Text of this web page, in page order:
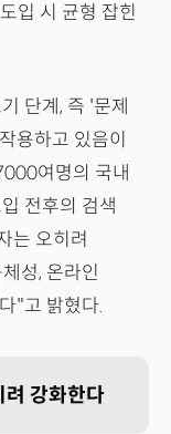
입 시 균형 잡힌
단계, 즉 '문제
용하고 있음이
여명의 국내
전후의 검색
는 오히려
성, 온라인
"고 밝혔다.
려 강화한다